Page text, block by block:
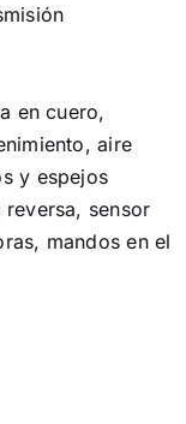
en cuero,
aire
y espejos
sensor
mandos en el